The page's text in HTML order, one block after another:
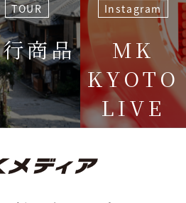
TOUR
商品
Instagram
MK
KYOTO
LIVE